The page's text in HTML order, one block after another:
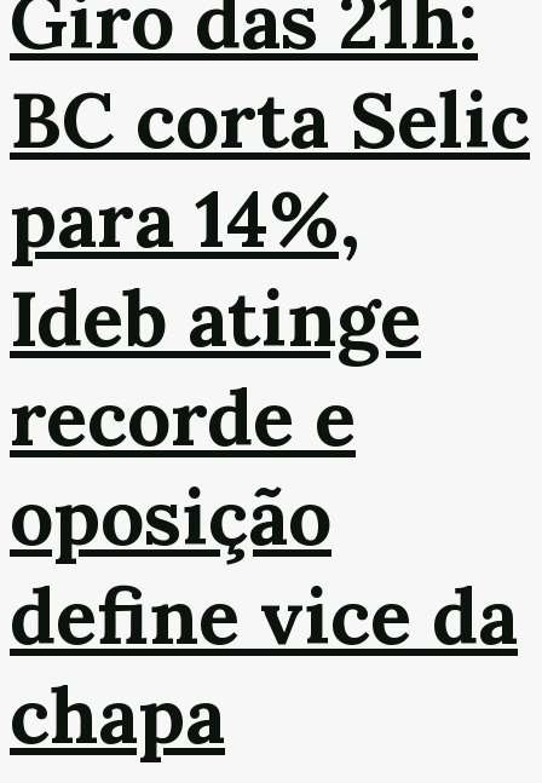
Giro das 21h:
BC corta Selic
para 14%,
Ideb atinge
recorde e
oposição
define vice da
chapa